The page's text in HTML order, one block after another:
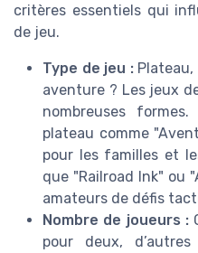
critères essentiels qui
de jeu.
Type de jeu :Plateau,
aventure ? Les jeux
nombreuses
plateau comme
pour les familles et
que "Railroad Ink" ou
amateurs de défis
Nombre de joueurs :
pour deux,